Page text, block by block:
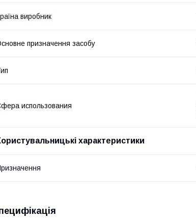
виробник
призначення засобу
использования
характеристики